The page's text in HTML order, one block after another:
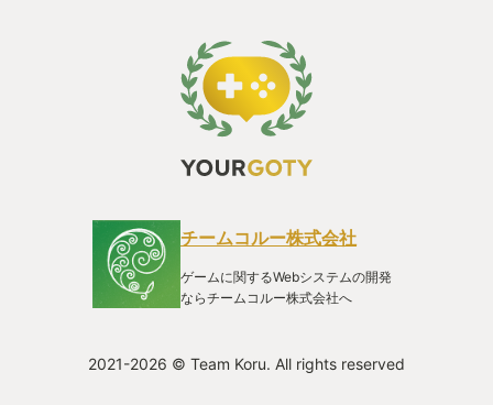
チームコルー株式会社
ゲームに関するWebシステムの開発
ならチームコルー株式会社へ
2021-2026 © Team Koru. All rights reserved